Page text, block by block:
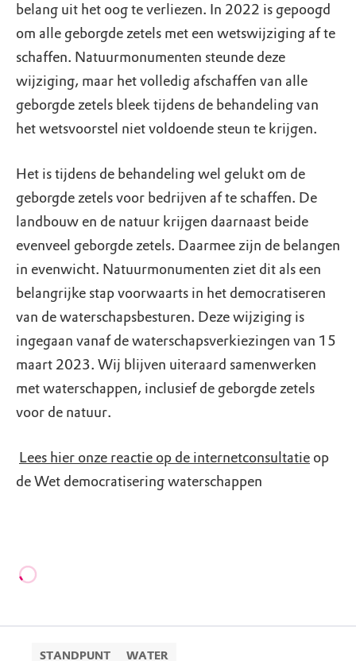
belang uit het oog te verliezen. In 2022 is gepoogd
om alle geborgde zetels met een wetswijziging af te
schaffen. Natuurmonumenten steunde deze
wijziging, maar het volledig afschaffen van alle
geborgde zetels bleek tijdens de behandeling van
het wetsvoorstel niet voldoende steun te krijgen.
Het is tijdens de behandeling wel gelukt om de
geborgde zetels voor bedrijven af te schaffen. De
landbouw en de natuur krijgen daarnaast beide
evenveel geborgde zetels. Daarmee zijn de belangen
in evenwicht. Natuurmonumenten ziet dit als een
belangrijke stap voorwaarts in het democratiseren
van de waterschapsbesturen. Deze wijziging is
ingegaan vanaf de waterschapsverkiezingen van 15
maart 2023. Wij blijven uiteraard samenwerken
met waterschappen, inclusief de geborgde zetels
voor de natuur.
Lees hier onze reactie op de internetconsultatie op
de Wet democratisering waterschappen
STANDPUNT WATER